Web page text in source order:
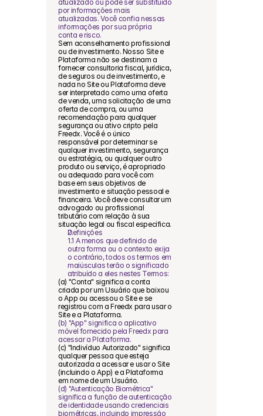
atualizado ou pode ser substituído
por informações mais
atualizadas. Você confia nessas
informações por sua própria
conta e risco.
Sem aconselhamento profissional
ou de investimento. Nosso Site e
Plataforma não se destinam a
fornecer consultoria fiscal, jurídica,
de seguros ou de investimento, e
nada no Site ou Plataforma deve
ser interpretado como uma oferta
de venda, uma solicitação de uma
oferta de compra, ou uma
recomendação para qualquer
segurança ou ativo cripto pela
Freedx. Você é o único
responsável por determinar se
qualquer investimento, segurança
ou estratégia, ou qualquer outro
produto ou serviço, é apropriado
ou adequado para você com
base em seus objetivos de
investimento e situação pessoal e
financeira. Você deve consultar um
advogado ou profissional
tributário com relação à sua
situação legal ou fiscal específica.
Definições
1.1 A menos que definido de
outra forma ou o contexto exija
o contrário, todos os termos em
maiúsculas terão o significado
atribuído a eles nestes Termos:
(a) "Conta" significa a conta
criada por um Usuário que baixou
o App ou acessou o Site e se
registrou com a Freedx para usar o
Site e a Plataforma.
(b) "App" significa o aplicativo
móvel fornecido pela Freedx para
acessar a Plataforma.
(c) "Indivíduo Autorizado" significa
qualquer pessoa que esteja
autorizada a acessar e usar o Site
(incluindo o App) e a Plataforma
em nome de um Usuário.
(d) "Autenticação Biométrica"
significa a função de autenticação
de identidade usando credenciais
biométricas, incluindo impressão